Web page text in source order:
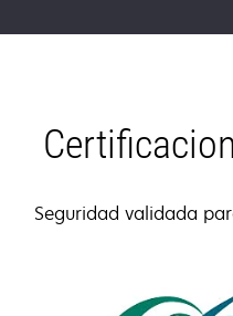
Seguridad validada